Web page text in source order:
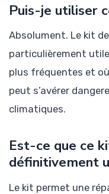
Puis-je utiliser
Absolument. Le kit
particulièrement
plus fréquentes et
peut s’avérer
climatiques.
Est-ce que ce
définitivement
Le kit permet une